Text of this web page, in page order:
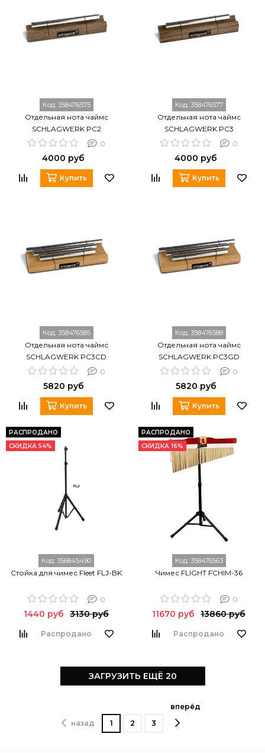
Код: 358476575
Отдельная нота чаймс
SCHLAGWERK PC2
0
4000 руб
Купить
Код: 358476577
Отдельная нота чаймс
SCHLAGWERK PC3
0
4000 руб
Купить
Код: 358476585
Отдельная нота чаймс
SCHLAGWERK PC3CD
0
5820 руб
Купить
Код: 358476588
Отдельная нота чаймс
SCHLAGWERK PC3GD
0
5820 руб
Купить
РАСПРОДАНО
СКИДКА 54%
Код: 356845490
Стойка для чимес Fleet FLJ-BK
0
1440 руб 3130 руб
Распродано
РАСПРОДАНО
СКИДКА 16%
Код: 358476563
Чимес FLIGHT FCHIM-36
0
11670 руб 13860 руб
Распродано
ЗАГРУЗИТЬ ЕЩЁ 20
назад 1 2 3
вперёд